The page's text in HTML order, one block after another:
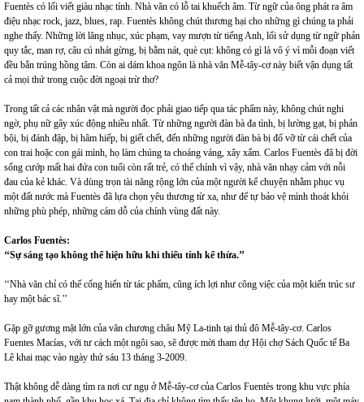
Fuentès có lối viết giàu nhạc tính. Nhà văn có lỗ tai khuếch âm. Từ ngữ của ông phát ra âm
điệu nhạc rock, jazz, blues, rap. Fuentès không chút thương hại cho những gì chúng ta phải
nghe thấy. Những lời lăng nhục, xúc phạm, vay mượn từ tiếng Anh, lối sử dụng từ ngữ phản
quy tắc, man rợ, câu cú nhát gừng, bị bằm nát, què cụt: không có gì là vô ý vì mỗi đoạn viết
đều bắn trúng hồng tâm. Còn ai dám khoa ngôn là nhà văn Mễ-tây-cơ này biết vận dụng tất
cả mọi thứ trong cuộc đời ngoại trừ thơ?
Trong tất cả các nhân vật mà người đọc phải giao tiếp qua tác phẩm này, không chút nghi
ngờ, phụ nữ gây xúc động nhiều nhất. Từ những người đàn bà đa tình, bị lường gạt, bị phản
bội, bị đánh đập, bị hãm hiếp, bị giết chết, đến những người đàn bà bị đổ vỡ từ cái chết của
con trai hoặc con gái mình, họ làm chúng ta choáng váng, xây xẩm. Carlos Fuentès đã bị đời
sống cướp mất hai đứa con tuổi còn rất trẻ, có thể chính vì vậy, nhà văn nhạy cảm với nỗi
đau của kẻ khác. Và dùng trọn tài năng rộng lớn của một người kể chuyện nhằm phục vụ
một đất nước mà Fuentès đã lựa chọn yêu thương từ xa, như để tự bảo vệ mình thoát khỏi
những phù phép, những cám dỗ của chính vùng đất này.
Carlos Fuentès:
‘‘Sự sáng tạo không thể hiện hữu khi thiếu tính kế thừa.’’
‘‘Nhà văn chỉ có thể cống hiến từ tác phẩm, cũng ích lợi như công việc của một kiến trúc sư
hay một bác sĩ.’’
Gặp gỡ gương mặt lớn của văn chương châu Mỹ La-tinh tại thủ đô Mễ-tây-cơ. Carlos
Fuentes Macías, với tư cách một ngôi sao, sẽ được mời tham dự Hội chợ Sách Quốc tế Ba
Lê khai mạc vào ngày thứ sáu 13 tháng 3-2009.
Thật không dễ dàng tìm ra nơi cư ngụ ở Mễ-tây-cơ của Carlos Fuentès trong khu vực phía